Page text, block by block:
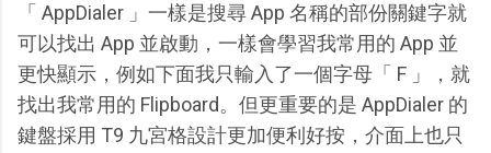
「 AppDialer 」一樣是搜尋 App 名稱的部份關鍵字就
可以找出 App 並啟動，一樣會學習我常用的 App 並
更快顯示，例如下面我只輸入了一個字母「 F 」，就
找出我常用的 Flipboard。但更重要的是 AppDialer 的
鍵盤採用 T9 九宮格設計更加便利好按，介面上也只